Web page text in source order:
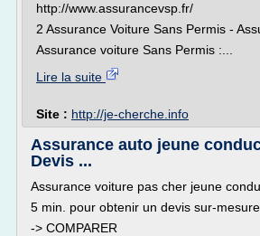
http://www.assurancevsp.fr/
2 Assurance Voiture Sans Permis -
Assurance voiture Sans Permis :...
Lire la suite
Site : http://je-cherche.info
Assurance auto jeune
Devis ...
Assurance voiture pas cher jeune
5 min. pour obtenir un devis sur-
-> COMPARER